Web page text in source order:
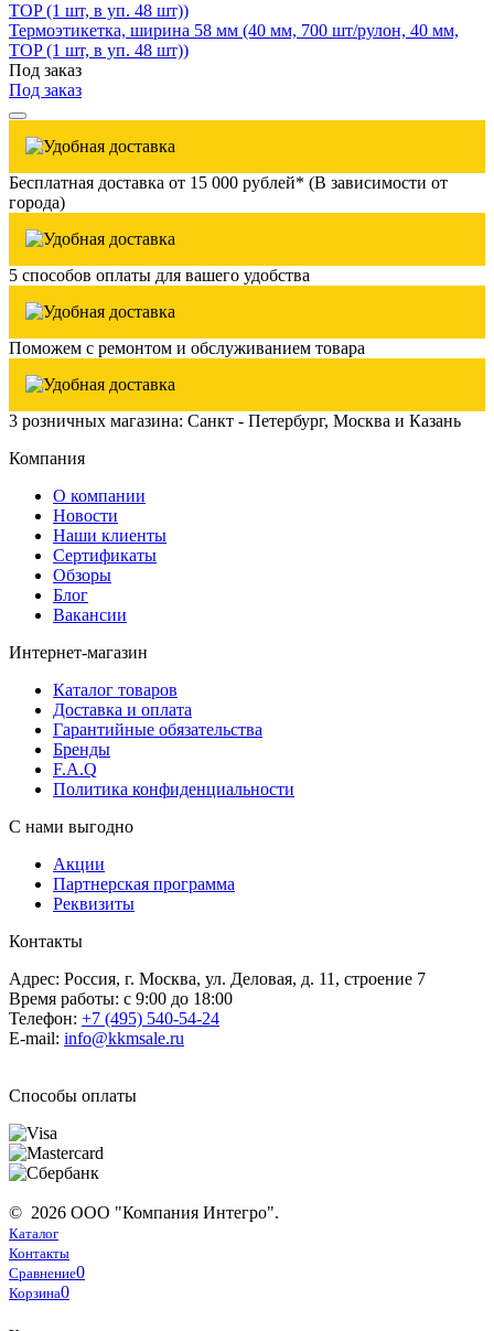
Термоэтикетка, ширина 58 мм (40 мм, 700 шт/рулон, 40 мм,
TOP (1 шт, в уп. 48 шт))
Под заказ
Под заказ
Бесплатная доставка от 15 000 рублей* (В зависимости от
города)
5 способов оплаты для вашего удобства
Поможем с ремонтом и обслуживанием товара
3 розничных магазина: Санкт - Петербург, Москва и Казань
Компания
О компании
Новости
Наши клиенты
Сертификаты
Обзоры
Блог
Вакансии
Интернет-магазин
Каталог товаров
Доставка и оплата
Гарантийные обязательства
Бренды
F.A.Q
Политика конфиденциальности
С нами выгодно
Акции
Партнерская программа
Реквизиты
Контакты
Адрес: Россия, г. Москва, ул. Деловая, д. 11, строение 7
Время работы: с 9:00 до 18:00
Телефон: +7 (495) 540-54-24
E-mail: info@kkmsale.ru
Способы оплаты
© 2026 ООО "Компания Интегро".
Каталог
Контакты
Сравнение0
Корзина0